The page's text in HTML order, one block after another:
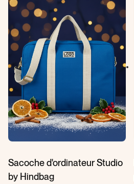
Sacoche d'ordinateur Studio
by Hindbag